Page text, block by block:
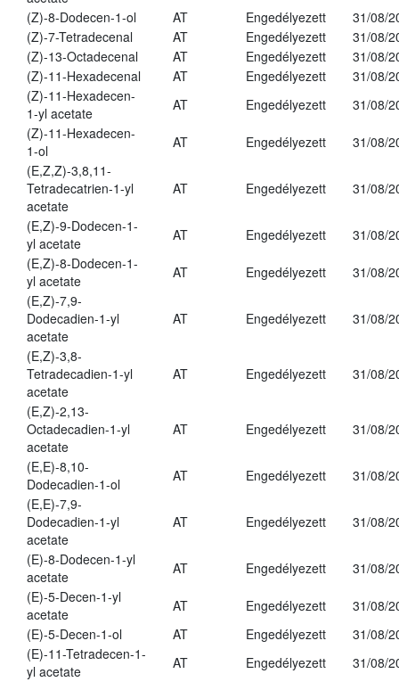
(Z)-8-Dodecen-1-ol
AT Engedélyezett
31/08/
(Z)-7-Tetradecenal
AT Engedélyezett
31/08/
(Z)-13-Octadecenal
AT Engedélyezett
31/08/
(Z)-11-Hexadecenal
AT Engedélyezett
31/08/
(Z)-11-Hexadecen-
1-yl acetate
AT Engedélyezett
31/08/
(Z)-11-Hexadecen-
1-ol
AT Engedélyezett
31/08/
(E,Z,Z)-3,8,11-
Tetradecatrien-1-yl
acetate
AT Engedélyezett 31/08/
(E,Z)-9-Dodecen-1-
yl acetate
AT Engedélyezett
31/08/
(E,Z)-8-Dodecen-1-
yl acetate
AT Engedélyezett
31/08/
(E,Z)-7,9-
Dodecadien-1-yl
acetate
AT Engedélyezett 31/08/
(E,Z)-3,8-
Tetradecadien-1-yl
acetate
AT Engedélyezett 31/08/
(E,Z)-2,13-
Octadecadien-1-yl
acetate
AT Engedélyezett 31/08/
(E,E)-8,10-
Dodecadien-1-ol
AT Engedélyezett
31/08/
(E,E)-7,9-
Dodecadien-1-yl
acetate
AT Engedélyezett 31/08/
(E)-8-Dodecen-1-yl
acetate
AT Engedélyezett
31/08/
(E)-5-Decen-1-yl
acetate
AT Engedélyezett
31/08/
(E)-5-Decen-1-ol
AT Engedélyezett
31/08/
(E)-11-Tetradecen-1-
yl acetate
AT Engedélyezett 31/08/